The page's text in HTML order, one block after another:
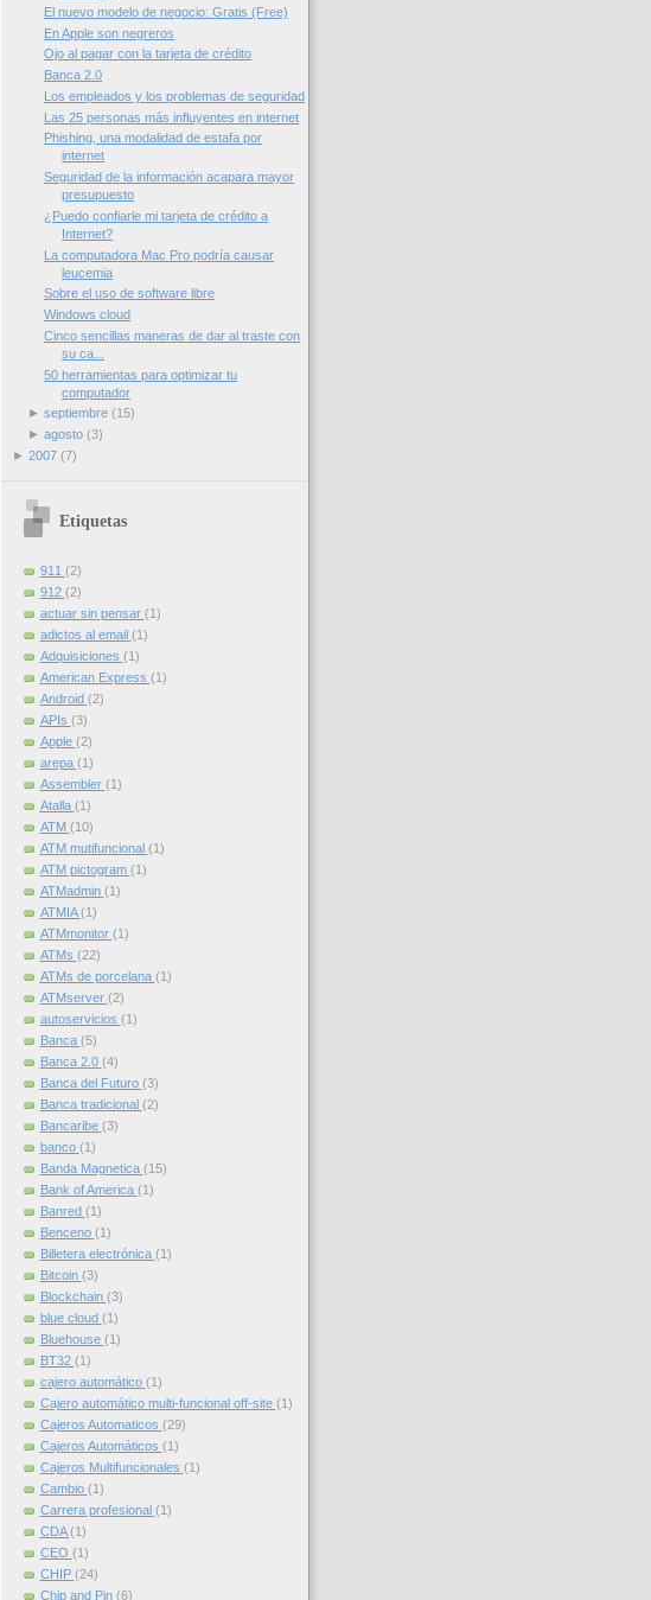
El nuevo modelo de negocio: Gratis (Free)
En Apple son negreros
Ojo al pagar con la tarjeta de crédito
Banca 2.0
Los empleados y los problemas de seguridad
Las 25 personas más influyentes en internet
Phishing, una modalidad de estafa por
internet
Seguridad de la información acapara mayor
presupuesto
¿Puedo confiarle mi tarjeta de crédito a
Internet?
La computadora Mac Pro podría causar
leucemia
Sobre el uso de software libre
Windows cloud
Cinco sencillas maneras de dar al traste con
su ca...
50 herramientas para optimizar tu
computador
► septiembre (15)
► agosto (3)
► 2007 (7)
Etiquetas
911 (2)
912 (2)
actuar sin pensar (1)
adictos al email (1)
Adquisiciones (1)
American Express (1)
Android (2)
APIs (3)
Apple (2)
arepa (1)
Assembler (1)
Atalla (1)
ATM (10)
ATM mutifuncional (1)
ATM pictogram (1)
ATMadmin (1)
ATMIA(1)
ATMmonitor (1)
ATMs (22)
ATMs de porcelana (1)
ATMserver (2)
autoservicios (1)
Banca (5)
Banca 2.0 (4)
Banca del Futuro (3)
Banca tradicional (2)
Bancaribe (3)
banco (1)
Banda Magnetica (15)
Bank of America (1)
Banred (1)
Benceno (1)
Billetera electrónica (1)
Bitcoin (3)
Blockchain (3)
blue cloud (1)
Bluehouse (1)
BT32 (1)
cajero automático (1)
Cajero automático multi-funcional off-site (1)
Cajeros Automaticos (29)
Cajeros Automáticos (1)
Cajeros Multifuncionales (1)
Cambio (1)
Carrera profesional (1)
CDA(1)
CEO (1)
CHIP (24)
Chip and Pin (6)